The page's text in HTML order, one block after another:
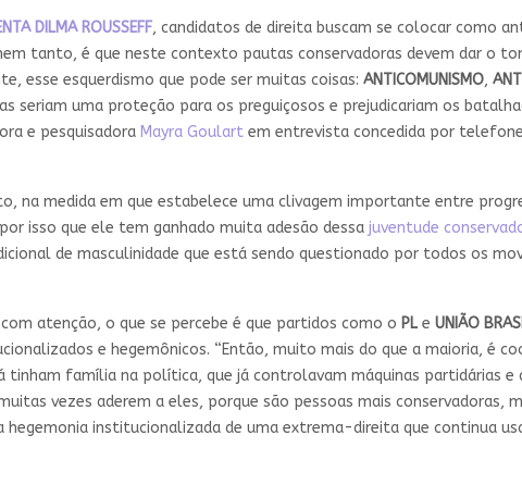
DILMA ROUSSEFF, candidatos de direita buscam se colocar como
tanto, é que neste contexto pautas conservadoras devem dar o
esse esquerdismo que pode ser muitas coisas: ANTICOMUNISMO,
seriam uma proteção para os preguiçosos e prejudicariam os
e pesquisadora Mayra Goulart em entrevista concedida por
medida em que estabelece uma clivagem importante entre
isso que ele tem ganhado muita adesão dessa juventude
de masculinidade que está sendo questionado por todos os
atenção, o que se percebe é que partidos como o PL e UNIÃO
e hegemônicos. “Então, muito mais do que a maioria, é
tinham família na política, que já controlavam máquinas partidárias e
vezes aderem a eles, porque são pessoas mais conservadoras,
institucionalizada de uma extrema-direita que continua